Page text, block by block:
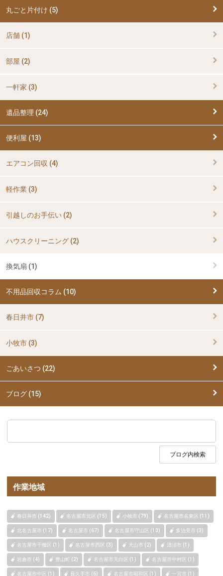
丸ごと片付け (5)
店舗 (1)
部屋 (2)
一軒家 (3)
遺品整理 (24)
便利屋 (13)
エアコン回収 (4)
軽作業 (3)
引越しのお手伝い (2)
ハウスクリーニング (2)
換気扇 (1)
不用品回収コラム (10)
春日井市 (7)
小牧市 (3)
ごあいさつ (22)
ブログ (15)
作業地域
春日井市 (142) 名古屋市北区 (15) 小牧市 (79) 名古屋市名東区 (11)
北名古屋市 (17) 名古屋市 (67) 名古屋市守山区 (10) 多治見市 (3)
名古屋市千種区 (1) 名古屋市西区 (3) 犬山市 (2) 清須市 (1)
岩倉市 (4) 豊山町 (2) 名古屋市天白区 (1) 名古屋市中村区 (1)
名古屋市中区 (1) 長久手市 (6) 名古屋市昭和区 (1) 一宮市 (1)